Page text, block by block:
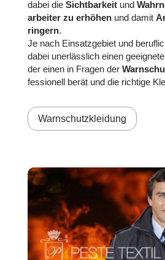
dabei die Sicht­bar­keitund
ar­bei­ter zu er­hö­henund da­mit
rin­gern.
Je nach Ein­satz­ge­biet und
da­bei uner­läss­lich einen
der ei­nen in Fra­gen der
fessio­nell berät und die rich­tige
Warnschutzkleidung